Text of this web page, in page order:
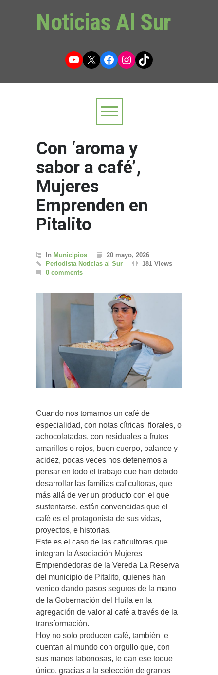
Noticias Al Sur
YouTube
X Facebook
Instagram
TikTok
Con ‘aroma y
sabor a café’,
Mujeres
Emprenden en
Pitalito
In Municipios
20 mayo, 2026
Periodista Noticias al Sur
181 Views
0 comments
Cuando nos tomamos un café de
especialidad, con notas cítricas, florales, o
achocolatadas, con residuales a frutos
amarillos o rojos, buen cuerpo, balance y
acidez, pocas veces nos detenemos a
pensar en todo el trabajo que han debido
desarrollar las familias caficultoras, que
más allá de ver un producto con el que
sustentarse, están convencidas que el
café es el protagonista de sus vidas,
proyectos, e historias.
Este es el caso de las caficultoras que
integran la Asociación Mujeres
Emprendedoras de la Vereda La Reserva
del municipio de Pitalito, quienes han
venido dando pasos seguros de la mano
de la Gobernación del Huila en la
agregación de valor al café a través de la
transformación.
Hoy no solo producen café, también le
cuentan al mundo con orgullo que, con
sus manos laboriosas, le dan ese toque
único, gracias a la selección de granos